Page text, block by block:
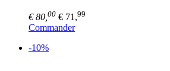
€ 80, 00 € 71,99
Commander
-10%